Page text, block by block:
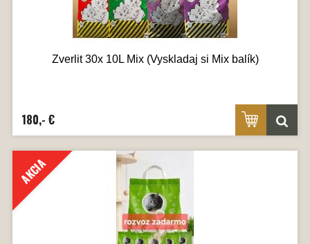
Zverlit 30x 10L Mix (Vyskladaj si Mix balík)
180,- €
AKCIA